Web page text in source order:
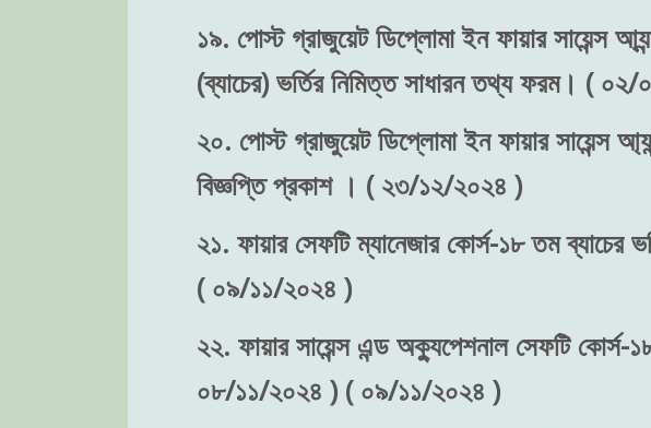
১৯. পোস্ট গ্রাজুয়েট ডিপ্লোমা ইন ফায়ার সায়েন্স
(ব্যাচের) ভর্তির নিমিত্ত সাধারন তথ্য ফরম। (
২০. পোস্ট গ্রাজুয়েট ডিপ্লোমা ইন ফায়ার সায়েন্স
বিজ্ঞপ্তি প্রকাশ । ( ২৩/১২/২০২৪ )
২১. ফায়ার সেফটি ম্যানেজার কোর্স-১৮ তম ব্যাচের
( ০৯/১১/২০২৪ )
২২. ফায়ার সায়েন্স এন্ড অক্যুপেশনাল সেফটি কোর্স-
০৮/১১/২০২৪ ) ( ০৯/১১/২০২৪ )